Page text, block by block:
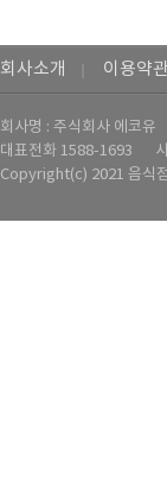
회사소개 이용약관
회사명 : 주식회사 에코유
대표전화 1588-1693
Copyright(c) 2021 음식